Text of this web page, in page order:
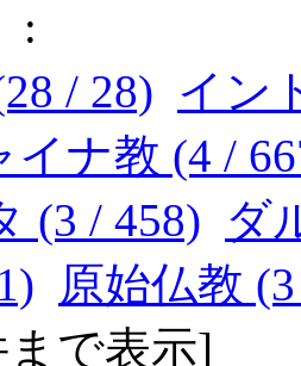
:
/ 28) イン
イナ教 (4 /
(3 / 458) ダ
原始仏教
まで表示]